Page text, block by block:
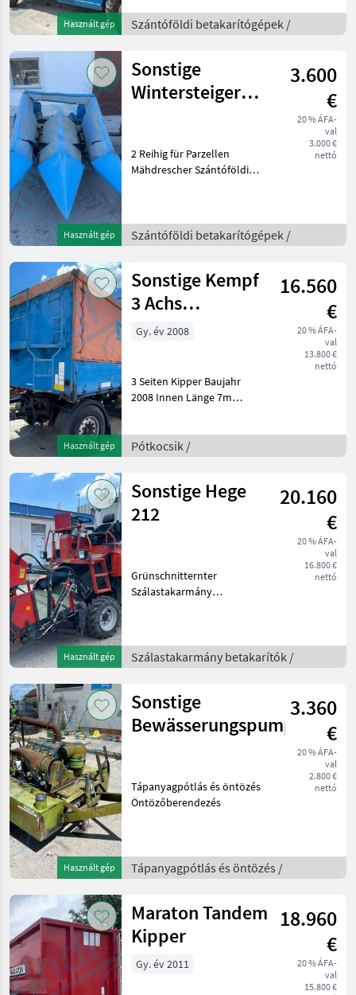
Használt gép
hidrosztatikus Szántóföldi
betakarítógépek Arató-
Szántóföldi betakarítógépek /
Használt gép
Sonstige
Wintersteiger
3.600
€
20 % ÁFA-
val
3.000 €
nettó
2 Reihig für Parzellen
Mähdrescher Szántóföldi
Szántóföldi betakarítógépek /
Használt gép
Sonstige Kempf
3 Achs
Getreidekipper
16.560
€
20 % ÁFA-
val
13.800 €
nettó
Gy. év 2008
3 Seiten Kipper Baujahr
2008 Innen Länge 7m
Háromtengelyes jármű,
Háromtengelyes
gépkocsi, Fék: Légfék, Eltolh
Pótkocsik /
Használt gép
Sonstige Hege
212
20.160
€
20 % ÁFA-
val
16.800 €
nettó
Grünschnitternter
Szálastakarmány
Szálastakarmány betakarítók /
Használt gép
Sonstige
Bewässerungspumpe
3.360
€
20 % ÁFA-
val
2.800 €
nettó
Tápanyagpótlás és öntözés
Öntözőberendezés
Tápanyagpótlás és öntözés /
Maraton Tandem
Kipper
18.960
€
20 % ÁFA-
val
15.800 €
Gy. év 2011